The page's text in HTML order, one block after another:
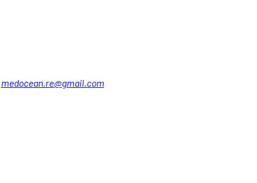
medocean.re@gmail.com